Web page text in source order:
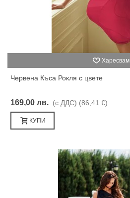
Харесвам
Червена Къса Рокля с цвете
169,00 лв. (с ДДС) (86,41 €)
КУПИ